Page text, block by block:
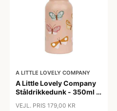
A LITTLE LOVELY COMPANY
A Little Lovely Company
Ståldrikkedunk - 350ml -
VEJL. PRIS 179,00 KR